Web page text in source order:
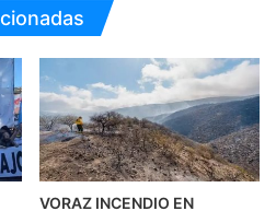
VORAZ INCENDIO EN